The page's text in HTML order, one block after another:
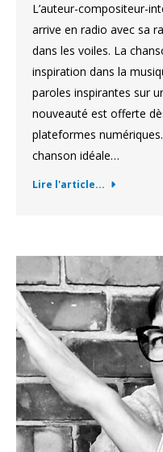
L’auteur-compositeur-
arrive en radio avec sa
dans les voiles. La
inspiration dans la
paroles inspirantes sur
nouveauté est offerte
plateformes
chanson idéale…
Lire l'article...